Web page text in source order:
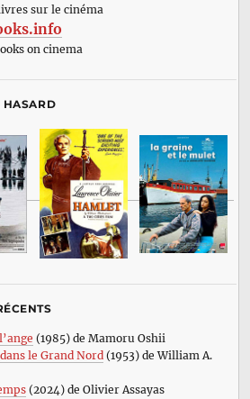
sur le cinéma
on cinema
HASARD
(1985) de Mamoru Oshii
le Grand Nord(1953) de William A.
(2024) de Olivier Assayas